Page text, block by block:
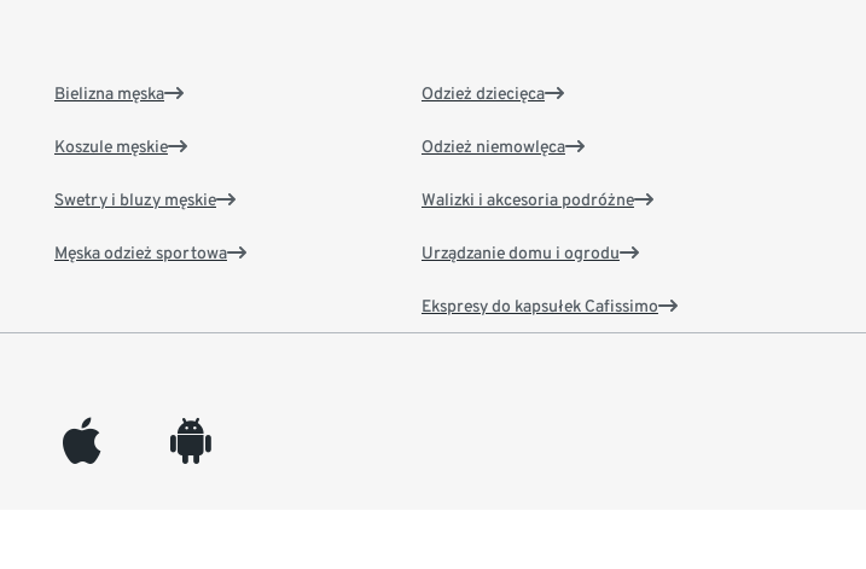
Bielizna męska
Koszule męskie
Swetry i bluzy męskie
Męska odzież sportowa
Odzież dziecięca
Odzież niemowlęca
Walizki i akcesoria podróżne
Urządzanie domu i ogrodu
Ekspresy do kapsułek Cafissimo
appleinc android